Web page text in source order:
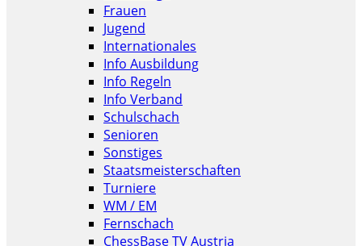
Frauen
Jugend
Internationales
Info Ausbildung
Info Regeln
Info Verband
Schulschach
Senioren
Sonstiges
Staatsmeisterschaften
Turniere
WM / EM
Fernschach
ChessBase TV Austria